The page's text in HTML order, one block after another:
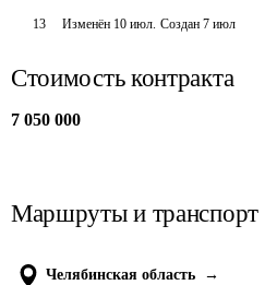
13 Изменён 10 июл. Создан 7 июл
Стоимость контракта
7 050 000
Маршруты и транспорт
Челябинская область
→